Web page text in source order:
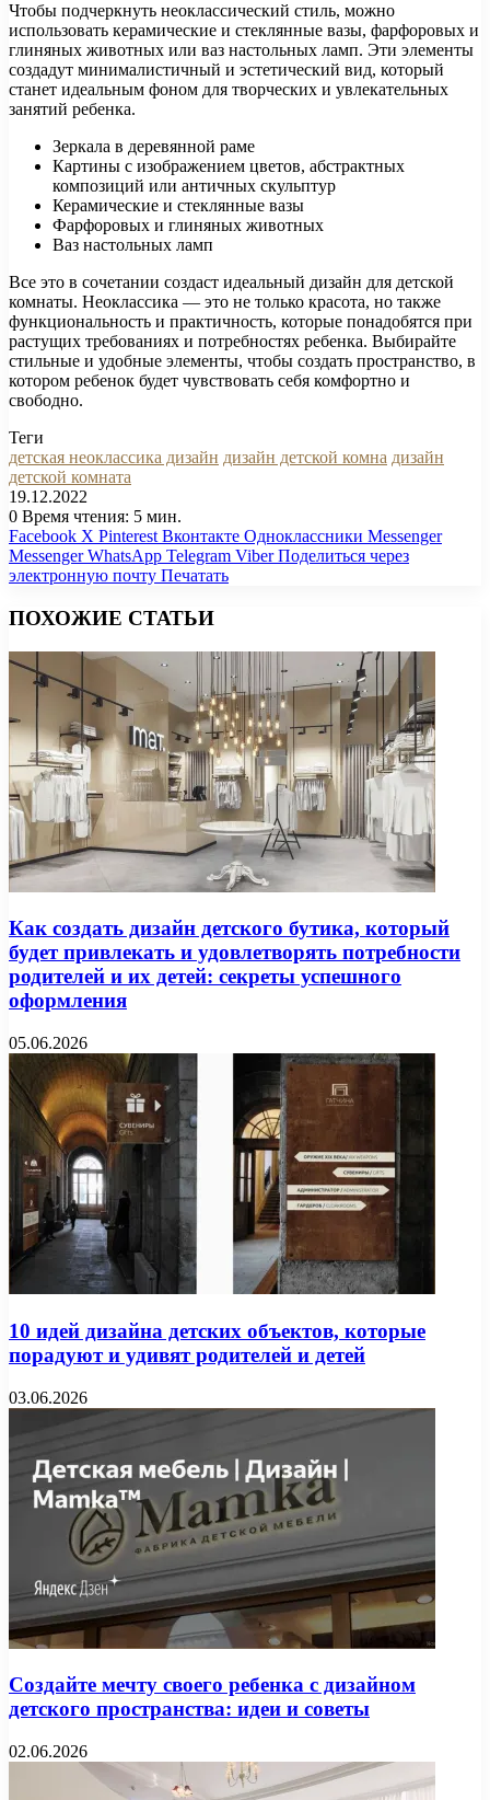
Чтобы подчеркнуть неоклассический стиль, можно
использовать керамические и стеклянные вазы, фарфоровых и
глиняных животных или ваз настольных ламп. Эти элементы
создадут минималистичный и эстетический вид, который
станет идеальным фоном для творческих и увлекательных
занятий ребенка.
Зеркала в деревянной раме
Картины с изображением цветов, абстрактных
композиций или античных скульптур
Керамические и стеклянные вазы
Фарфоровых и глиняных животных
Ваз настольных ламп
Все это в сочетании создаст идеальный дизайн для детской
комнаты. Неоклассика — это не только красота, но также
функциональность и практичность, которые понадобятся при
растущих требованиях и потребностях ребенка. Выбирайте
стильные и удобные элементы, чтобы создать пространство, в
котором ребенок будет чувствовать себя комфортно и
свободно.
Теги
детская неоклассика дизайн дизайн детской комна дизайн
детской комната
19.12.2022
0 Время чтения: 5 мин.
Facebook X Pinterest Вконтакте Одноклассники Messenger
Messenger WhatsApp Telegram Viber Поделиться через
электронную почту Печатать
ПОХОЖИЕ СТАТЬИ
Как создать дизайн детского бутика, который
будет привлекать и удовлетворять потребности
родителей и их детей: секреты успешного
оформления
05.06.2026
10 идей дизайна детских объектов, которые
порадуют и удивят родителей и детей
03.06.2026
Создайте мечту своего ребенка с дизайном
детского пространства: идеи и советы
02.06.2026